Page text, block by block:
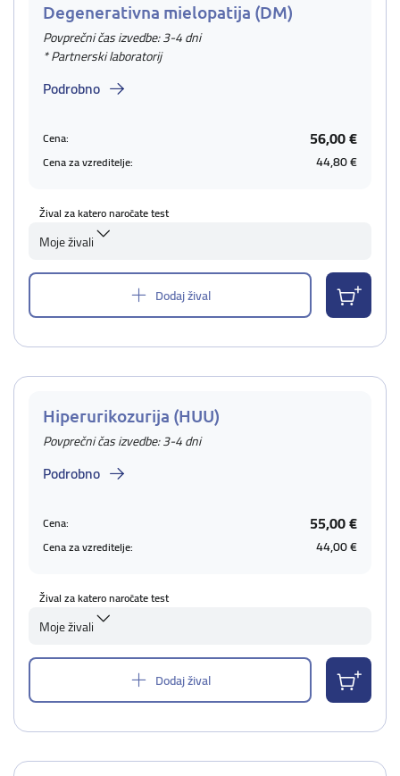
Degenerativna mielopatija (DM)
Povprečni čas izvedbe: 3-4 dni
* Partnerski laboratorij
Podrobno
Cena: 56,00 €
Cena za vzreditelje: 44,80 €
Žival za katero naročate test
Moje živali
Dodaj žival
Hiperurikozurija (HUU)
Povprečni čas izvedbe: 3-4 dni
Podrobno
Cena: 55,00 €
Cena za vzreditelje: 44,00 €
Žival za katero naročate test
Moje živali
Dodaj žival